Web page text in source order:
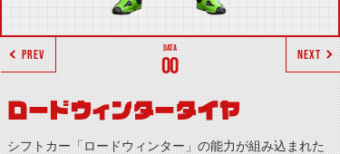
00
PREV NEXT
ロードウィンタータイヤ
シフトカー「ロードウィンター」の能力が組み込まれた